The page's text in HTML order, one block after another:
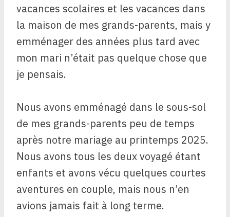
vacances scolaires et les vacances dans
la maison de mes grands-parents, mais y
emménager des années plus tard avec
mon mari n’était pas quelque chose que
je pensais.
Nous avons emménagé dans le sous-sol
de mes grands-parents peu de temps
après notre mariage au printemps 2025.
Nous avons tous les deux voyagé étant
enfants et avons vécu quelques courtes
aventures en couple, mais nous n’en
avions jamais fait à long terme.